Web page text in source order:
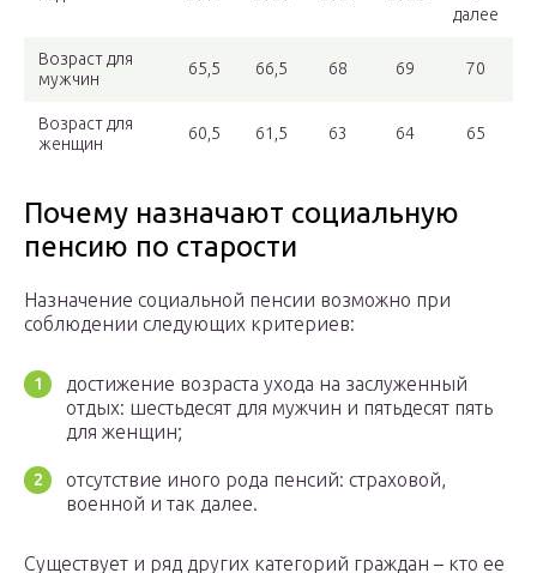
далее
Возраст для
мужчин
65,5 66,5 68 69 70
Возраст для
женщин
60,5 61,5 63 64 65
Почему назначают социальную
пенсию по старости
Назначение социальной пенсии возможно при
соблюдении следующих критериев:
достижение возраста ухода на заслуженный
отдых: шестьдесят для мужчин и пятьдесят пять
для женщин;
отсутствие иного рода пенсий: страховой,
военной и так далее.
Существует и ряд других категорий граждан – кто ее